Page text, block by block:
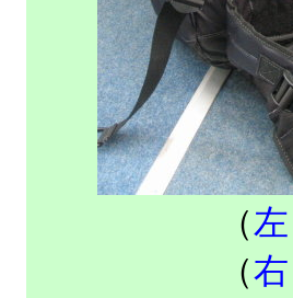
（左
（右